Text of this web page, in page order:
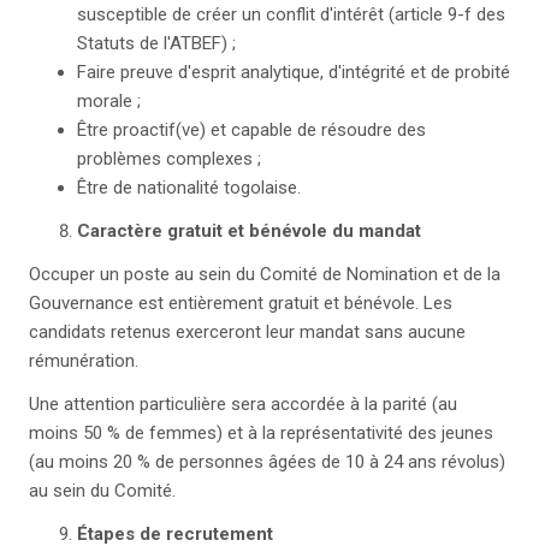
susceptible de créer un conflit d'intérêt (article 9-f des
Statuts de l'ATBEF) ;
Faire preuve d'esprit analytique, d'intégrité et de probité
morale ;
Être proactif(ve) et capable de résoudre des
problèmes complexes ;
Être de nationalité togolaise.
Caractère gratuit et bénévole du mandat
Occuper un poste au sein du Comité de Nomination et de la
Gouvernance est entièrement gratuit et bénévole. Les
candidats retenus exerceront leur mandat sans aucune
rémunération.
Une attention particulière sera accordée à la parité (au
moins 50 % de femmes) et à la représentativité des jeunes
(au moins 20 % de personnes âgées de 10 à 24 ans révolus)
au sein du Comité.
Étapes de recrutement